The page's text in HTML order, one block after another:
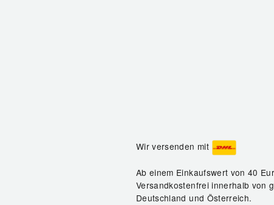
Wir versenden mit
Ab einem Einkaufswert von 40
Versandkostenfrei innerhalb von
Deutschland und Österreich.